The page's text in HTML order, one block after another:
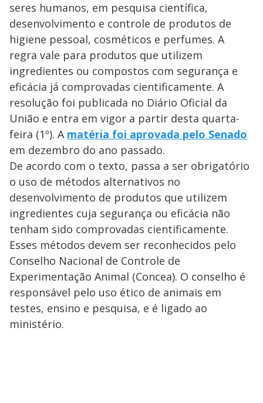
seres humanos, em pesquisa científica,
desenvolvimento e controle de produtos de
higiene pessoal, cosméticos e perfumes. A
regra vale para produtos que utilizem
ingredientes ou compostos com segurança e
eficácia já comprovadas cientificamente. A
resolução foi publicada no Diário Oficial da
União e entra em vigor a partir desta quarta-
feira (1º). A matéria foi aprovada pelo Senado
em dezembro do ano passado.
De acordo com o texto, passa a ser obrigatório
o uso de métodos alternativos no
desenvolvimento de produtos que utilizem
ingredientes cuja segurança ou eficácia não
tenham sido comprovadas cientificamente.
Esses métodos devem ser reconhecidos pelo
Conselho Nacional de Controle de
Experimentação Animal (Concea). O conselho é
responsável pelo uso ético de animais em
testes, ensino e pesquisa, e é ligado ao
ministério.